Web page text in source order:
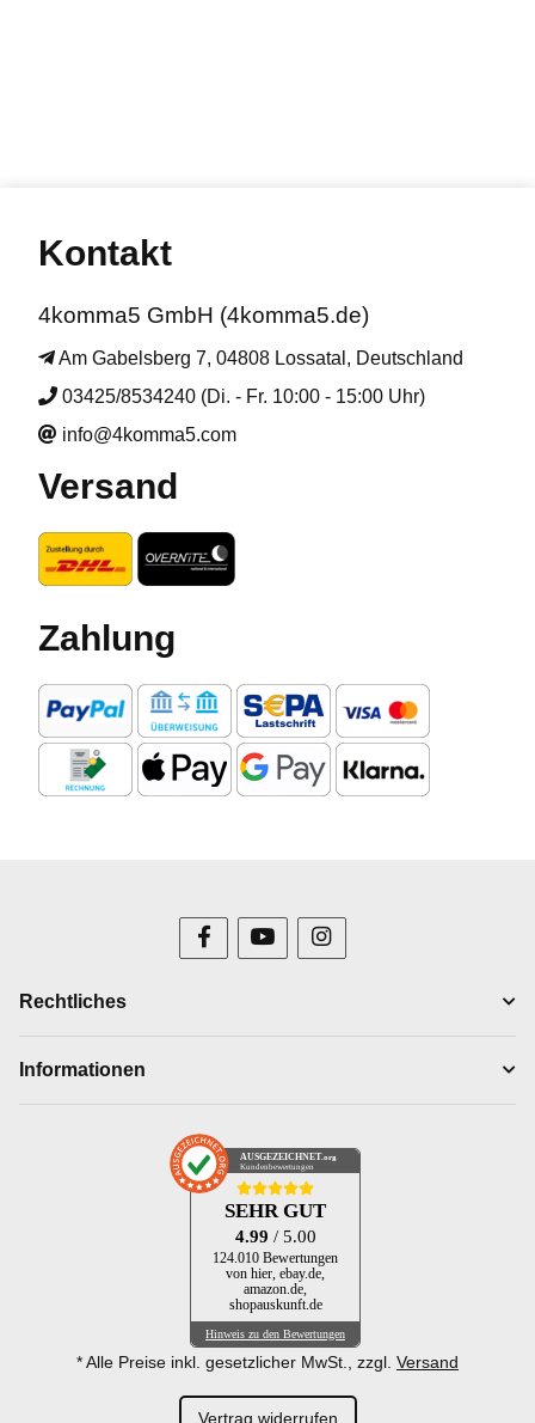
Kontakt
4komma5 GmbH (4komma5.de)
Am Gabelsberg 7, 04808 Lossatal, Deutschland
03425/8534240 (Di. - Fr. 10:00 - 15:00 Uhr)
info@4komma5.com
Versand
Zahlung
Rechtliches
Informationen
AUSGEZEICHNET .org
Kundenbewertungen
SEHR GUT
4.99 / 5.00
124.010 Bewertungen
von hier, ebay.de,
amazon.de,
shopauskunft.de
Hinweis zu den Bewertungen
* Alle Preise inkl. gesetzlicher MwSt., zzgl. Versand
Vertrag widerrufen